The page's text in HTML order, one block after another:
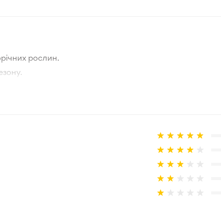
Звичайний ґрунт
Зростає в півтіні
рослин.
товара та реальної рослини.